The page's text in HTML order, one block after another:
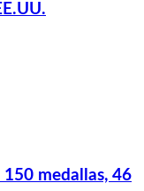
medallas, 46